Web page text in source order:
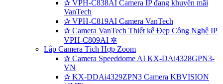
✰ VPH-C838AI Camera IP đang khuyến mãi
VanTech
✰ VPH-C819AI Camera VanTech
✰ Camera VanTech Thiết kế Đẹp Công Nghệ IP
VPH-C809AI ✲
Lắp Camera Tích Hợp Zoom
✰ Camera Speeddome AI KX-DAi4328GPN3-
VN
✰ KX-DDAi4329ZPN3 Camera KBVISION